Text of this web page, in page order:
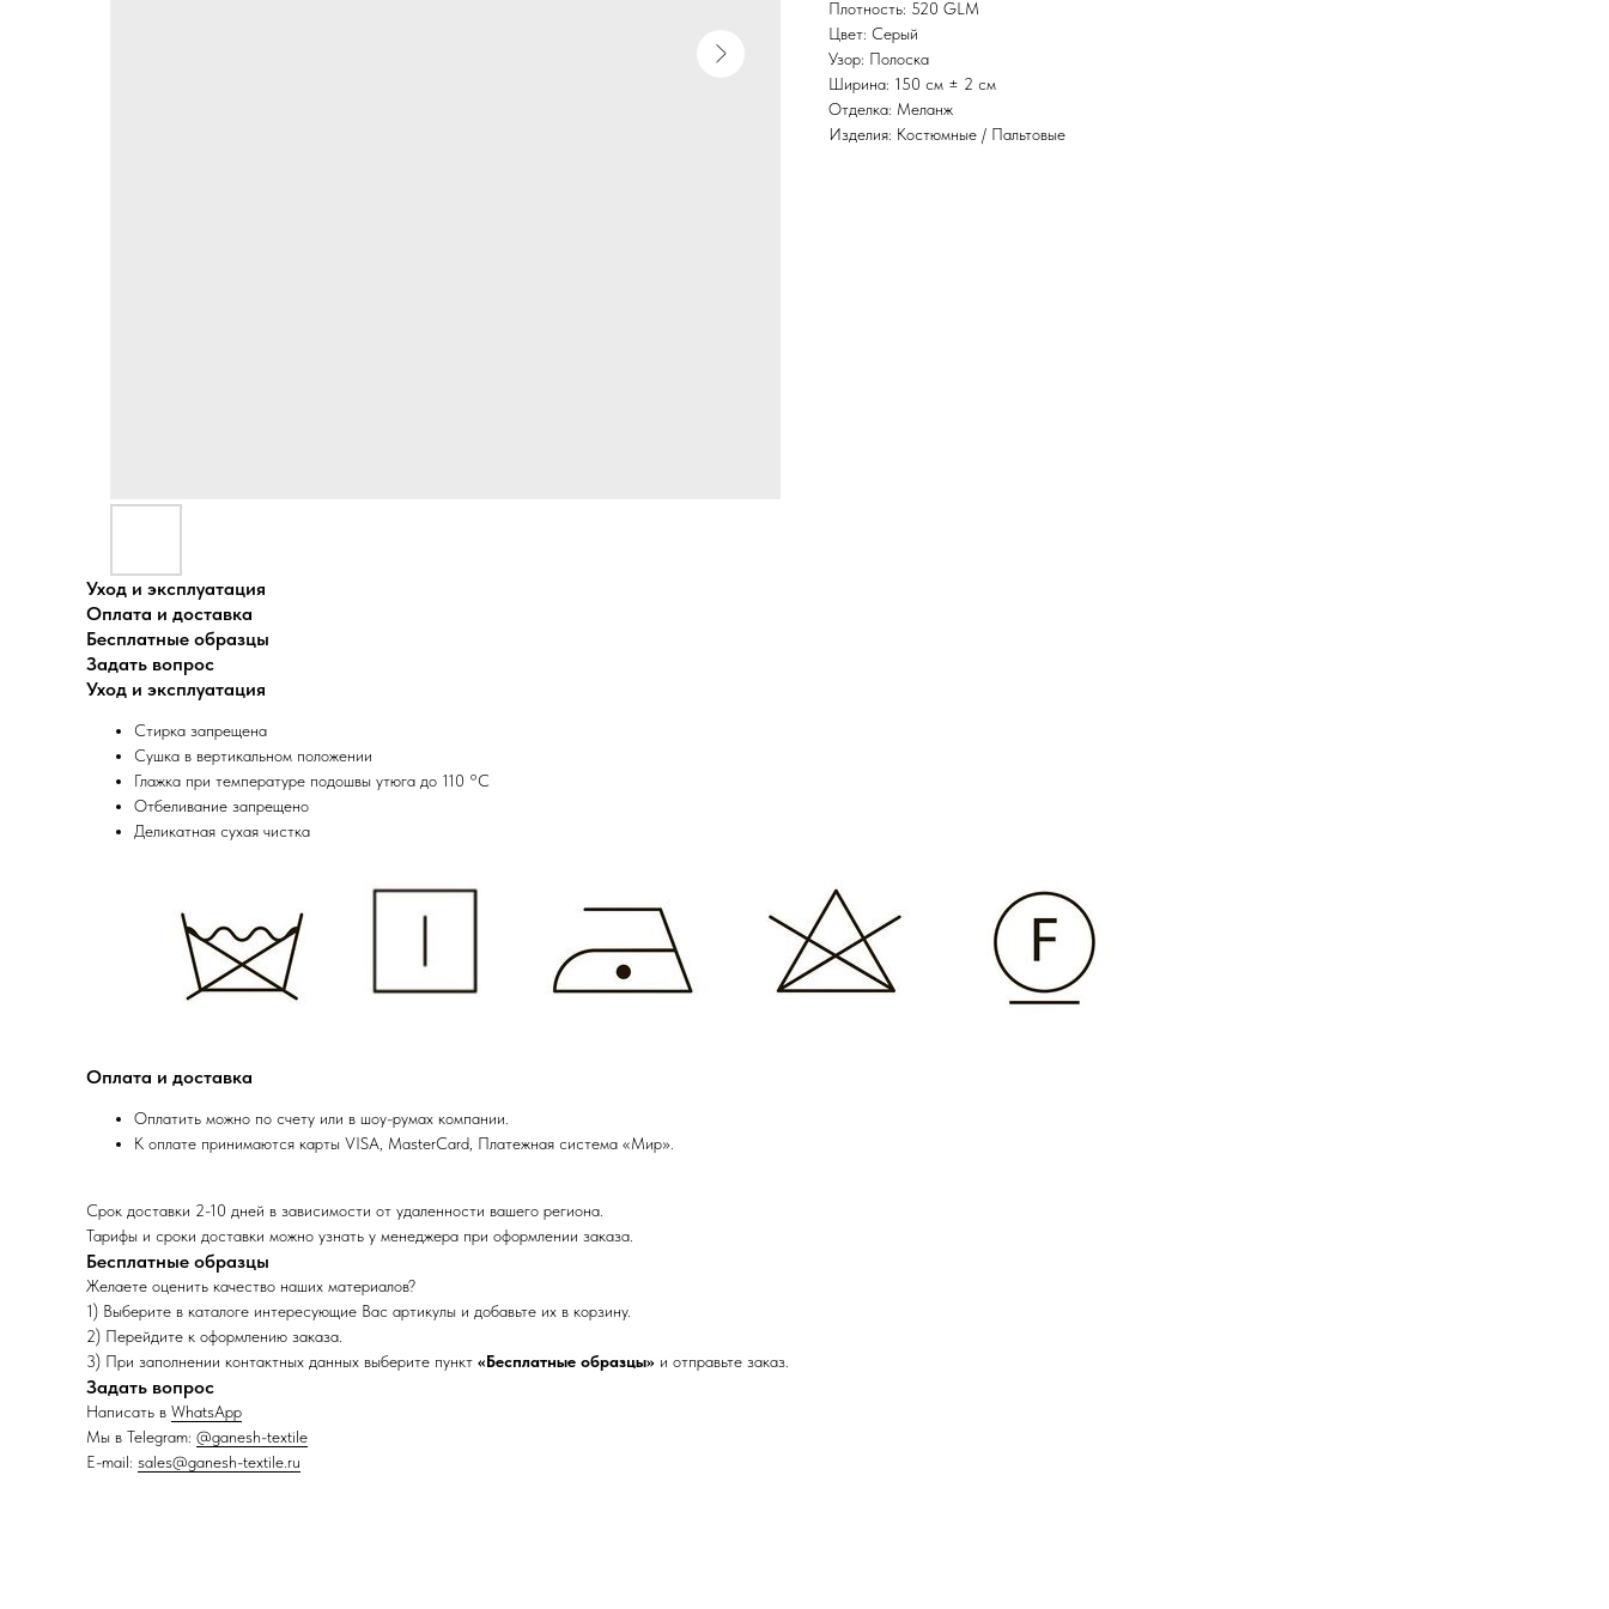
Плотность: 520 GLM
Цвет: Серый
Узор: Полоска
Ширина: 150 см ± 2 см
Отделка: Меланж
Изделия: Костюмные / Пальтовые
Уход и эксплуатация
Оплата и доставка
Бесплатные образцы
Задать вопрос
Уход и эксплуатация
Стирка запрещена
Сушка в вертикальном положении
Глажка при температуре подошвы утюга до 110 °C
Отбеливание запрещено
Деликатная сухая чистка
Оплата и доставка
Оплатить можно по счету или в шоу-румах компании.
К оплате принимаются карты VISA, MasterCard, Платежная система «Мир».
Срок доставки 2-10 дней в зависимости от удаленности вашего региона.
Тарифы и сроки доставки можно узнать у менеджера при оформлении заказа.
Бесплатные образцы
Желаете оценить качество наших материалов?
1) Выберите в каталоге интересующие Вас артикулы и добавьте их в корзину.
2) Перейдите к оформлению заказа.
3) При заполнении контактных данных выберите пункт «Бесплатные образцы» и отправьте заказ.
Задать вопрос
Написать в WhatsApp
Мы в Telegram: @ganesh-textile
E-mail: sales@ganesh-textile.ru